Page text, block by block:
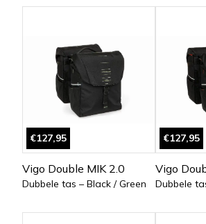
€127,95
Vigo Double MIK 2.0
Dubbele tas – Black / Green
€127,95
Vigo
Dubbele